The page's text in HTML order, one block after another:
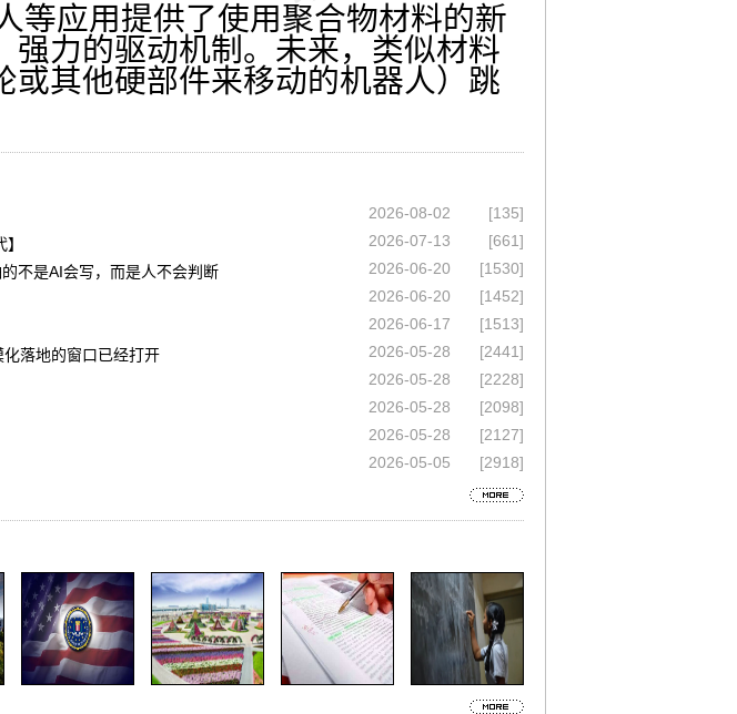
应用提供了使用聚合物材料的新
力的驱动机制。未来，类似材料
其他硬部件来移动的机器人）跳
2026-08-02
[135]
2026-07-13
[661]
不是AI会写，而是人不会判断
2026-06-20
[1530]
2026-06-20
[1452]
2026-06-17
[1513]
落地的窗口已经打开
2026-05-28
[2441]
2026-05-28
[2228]
2026-05-28
[2098]
2026-05-28
[2127]
2026-05-05 [2918]